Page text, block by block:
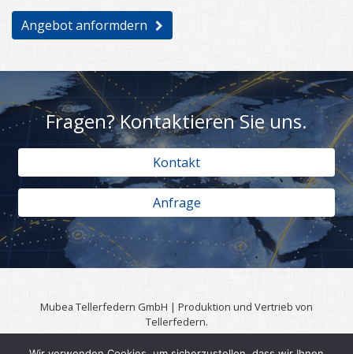
Angebot anformdern
Fragen? Kontaktieren Sie uns.
Kontakt
Anfrage
Mubea Tellerfedern GmbH | Produktion und Vertrieb von
Tellerfedern.